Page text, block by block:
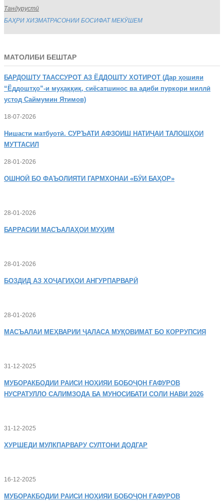
Тандурустӣ
БАҲРИ ХИЗМАТРАСОНИИ БОСИФАТ МЕКӮШЕМ
МАТОЛИБИ БЕШТАР
БАРДОШТУ ТААССУРОТ АЗ ЁДДОШТУ ХОТИРОТ (Дар ҳошияи
“Ёддоштҳо”-и муҳаққиқ, сиёсатшинос ва адиби пуркори миллӣ
устод Саймумин Ятимов)
18-07-2026
Нишасти матбуотӣ. СУРЪАТИ АФЗОИШ НАТИҶАИ ТАЛОШҲОИ
МУТТАСИЛ
28-01-2026
ОШНОӢ БО ФАЪОЛИЯТИ ГАРМХОНАИ «БӮИ БАҲОР»
28-01-2026
БАРРАСИИ МАСЪАЛАҲОИ МУҲИМ
28-01-2026
БОЗДИД АЗ ХОҶАГИҲОИ АНГУРПАРВАРӢ
28-01-2026
МАСЪАЛАИ МЕҲВАРИИ ҶАЛАСА МУҚОВИМАТ БО КОРРУПСИЯ
31-12-2025
МУБОРАКБОДИИ РАИСИ НОҲИЯИ БОБОҶОН ҒАФУРОВ
НУСРАТУЛЛО САЛИМЗОДА БА МУНОСИБАТИ СОЛИ НАВИ 2026
31-12-2025
ХУРШЕДИ МУЛКПАРВАРУ СУЛТОНИ ДОДГАР
16-12-2025
МУБОРАКБОДИИ РАИСИ НОҲИЯИ БОБОҶОН ҒАФУРОВ